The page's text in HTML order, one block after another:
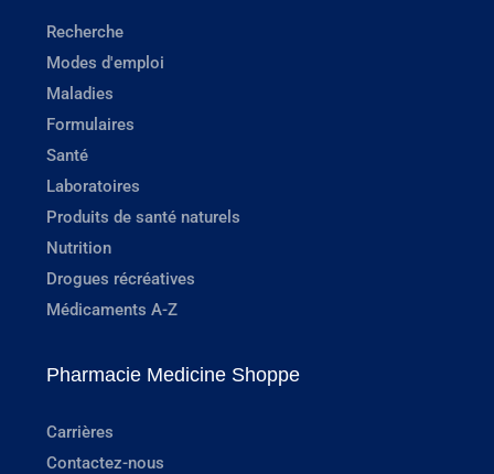
Recherche
Modes d'emploi
Maladies
Formulaires
Santé
Laboratoires
Produits de santé naturels
Nutrition
Drogues récréatives
Médicaments A-Z
Pharmacie Medicine Shoppe
Carrières
Contactez-nous